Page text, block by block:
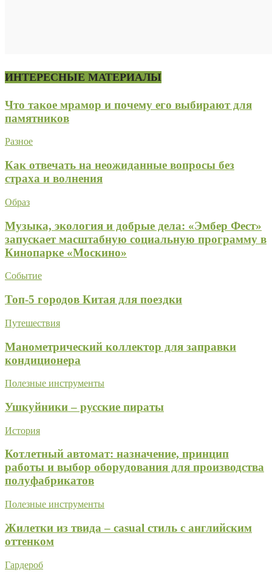
ИНТЕРЕСНЫЕ МАТЕРИАЛЫ
Что такое мрамор и почему его выбирают для
памятников
Разное
Как отвечать на неожиданные вопросы без
страха и волнения
Образ
Музыка, экология и добрые дела: «Эмбер Фест»
запускает масштабную социальную программу в
Кинопарке «Москино»
Событие
Топ-5 городов Китая для поездки
Путешествия
Манометрический коллектор для заправки
кондиционера
Полезные инструменты
Ушкуйники – русские пираты
История
Котлетный автомат: назначение, принцип
работы и выбор оборудования для производства
полуфабрикатов
Полезные инструменты
Жилетки из твида – casual стиль с английским
оттенком
Гардероб